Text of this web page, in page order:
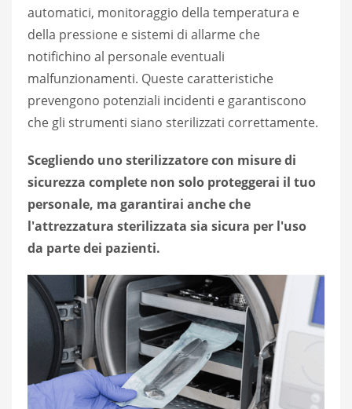
automatici, monitoraggio della temperatura e
della pressione e sistemi di allarme che
notifichino al personale eventuali
malfunzionamenti. Queste caratteristiche
prevengono potenziali incidenti e garantiscono
che gli strumenti siano sterilizzati correttamente.
Scegliendo uno sterilizzatore con misure di
sicurezza complete non solo proteggerai il tuo
personale, ma garantirai anche che
l'attrezzatura sterilizzata sia sicura per l'uso
da parte dei pazienti.